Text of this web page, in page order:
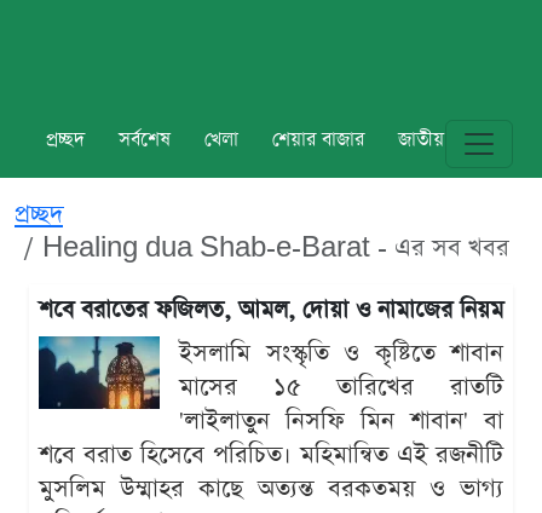
প্রচ্ছদ সর্বশেষ খেলা শেয়ার বাজার জাতীয় বিশ্ব
প্রচ্ছদ
Healing dua Shab-e-Barat - এর সব খবর
শবে বরাতের ফজিলত, আমল, দোয়া ও নামাজের নিয়ম
ইসলামি সংস্কৃতি ও কৃষ্টিতে শাবান
মাসের ১৫ তারিখের রাতটি
'লাইলাতুন নিসফি মিন শাবান' বা
শবে বরাত হিসেবে পরিচিত। মহিমান্বিত এই রজনীটি
মুসলিম উম্মাহর কাছে অত্যন্ত বরকতময় ও ভাগ্য